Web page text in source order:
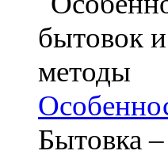
Бытовка